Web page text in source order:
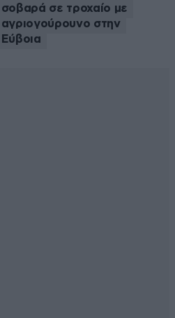
σοβαρά σε τροχαίο με
αγριογούρουνο στην
Εύβοια